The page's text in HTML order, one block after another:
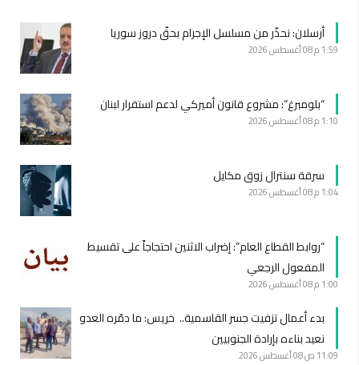
أرسلان: نحذّر من مسلسل الإجرام بحقّ دروز سوريا
1:59 م 08 أغسطس 2026
“بلومبرغ”: مشروع قانون أميركي لدعم استقرار لبنان
1:10 م 08 أغسطس 2026
سرقة سنترال زوق مكايل
1:04 م 08 أغسطس 2026
“روابط القطاع العام”: إضراب الاثنين احتجاجاً على تقسيط
المفعول الرجعي
1:00 م 08 أغسطس 2026
بدء أعمال تزفيت جسر القاسمية.. خريس: ما دمّره العدو
نعيد بناءه بإرادة الجنوبيين
11:09 ص 08 أغسطس 2026